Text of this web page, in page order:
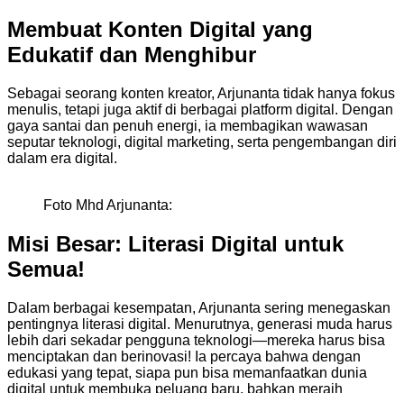
Membuat Konten Digital yang
Edukatif dan Menghibur
Sebagai seorang konten kreator, Arjunanta tidak hanya fokus
menulis, tetapi juga aktif di berbagai platform digital. Dengan
gaya santai dan penuh energi, ia membagikan wawasan
seputar teknologi, digital marketing, serta pengembangan diri
dalam era digital.
Foto Mhd Arjunanta:
Misi Besar: Literasi Digital untuk
Semua!
Dalam berbagai kesempatan, Arjunanta sering menegaskan
pentingnya literasi digital. Menurutnya, generasi muda harus
lebih dari sekadar pengguna teknologi—mereka harus bisa
menciptakan dan berinovasi! Ia percaya bahwa dengan
edukasi yang tepat, siapa pun bisa memanfaatkan dunia
digital untuk membuka peluang baru, bahkan meraih